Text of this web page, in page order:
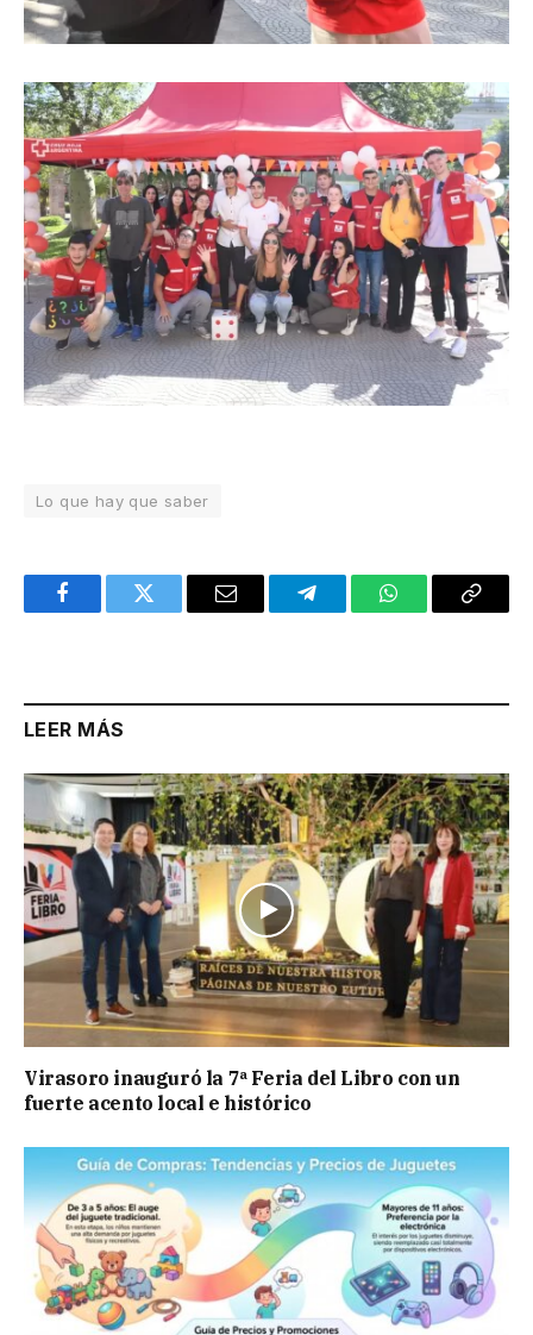
Lo que hay que saber
FacebookTwitter Email TelegramWhatsAppCopy
LEER MÁS
Virasoro inauguró la 7ª Feria del Libro con un
fuerte acento local e histórico